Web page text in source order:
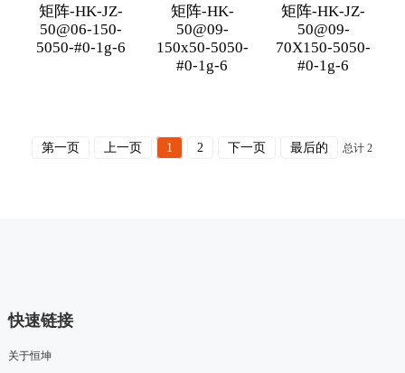
矩阵-HK-JZ-
50@06-150-
5050-#0-1g-6
矩阵-HK-
50@09-
150x50-5050-
#0-1g-6
矩阵-HK-JZ-
50@09-
70X150-5050-
#0-1g-6
第一页 上一页 1 2 下一页 最后的 总计 2
快速链接
关于恒坤